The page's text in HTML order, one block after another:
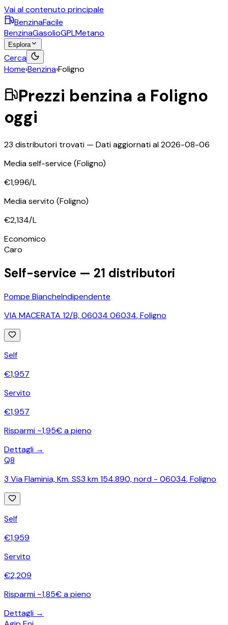
Vai al contenuto principale
BenzinaFacile
BenzinaGasolioGPLMetano
Esplora
Cerca
Home›Benzina›Foligno
Prezzi benzina a Foligno
oggi
23 distributori trovati — Dati aggiornati al2026-08-06
Media self-service (Foligno)
€1,996/L
Media servito (Foligno)
€2,134/L
Economico
Caro
Self-service — 21 distributori
Pompe BiancheIndipendente
VIA MACERATA 12/B, 06034 06034,Foligno
Self
€1,957
Servito
€1,957
Risparmi ~1,95€ a pieno
Dettagli →
Q8
3 Via Flaminia, Km. SS3 km 154.890, nord - 06034,Foligno
Self
€1,959
Servito
€2,209
Risparmi ~1,85€ a pieno
Dettagli →